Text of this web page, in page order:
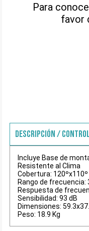
Para
favor
DESCRIPCIÓN /
Incluye Base de
Resistente al Clima
Cobertura: 120ºx110º
Rango de frecuencia:
Respuesta de
Sensibilidad: 93 dB
Dimensiones:
Peso: 18.9 Kg